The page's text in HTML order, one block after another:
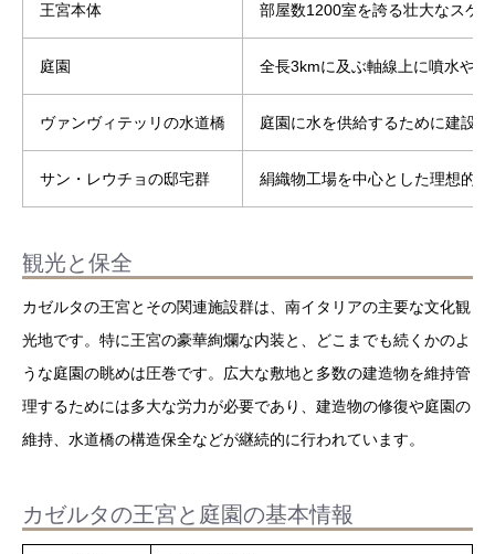
王宮本体 部屋数1200室を誇る壮大なスケ
庭園 全長3kmに及ぶ軸線上に噴水や
ヴァンヴィテッリの水道橋 庭園に水を供給するために建設
サン・レウチョの邸宅群 絹織物工場を中心とした理想的
観光と保全
カゼルタの王宮とその関連施設群は、南イタリアの主要な文化観
光地です。特に王宮の豪華絢爛な内装と、どこまでも続くかのよ
うな庭園の眺めは圧巻です。広大な敷地と多数の建造物を維持管
理するためには多大な労力が必要であり、建造物の修復や庭園の
維持、水道橋の構造保全などが継続的に行われています。
カゼルタの王宮と庭園の基本情報